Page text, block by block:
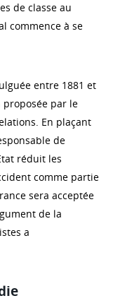
de classe au
commence à se
entre 1881 et
proposée par le
En plaçant
de
réduit les
comme partie
sera acceptée
de la
a